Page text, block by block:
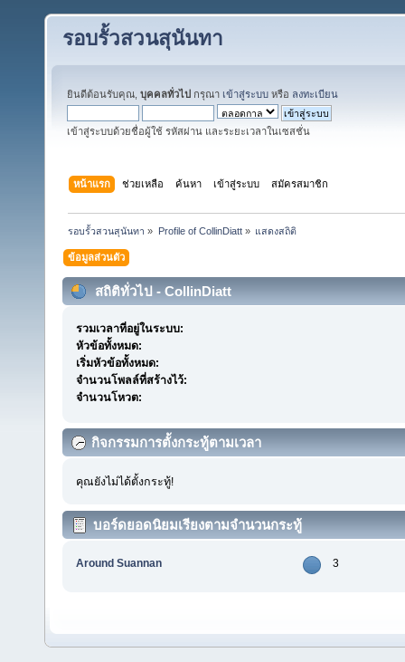
รอบรั้วสวนสุนันทา
ยินดีต้อนรับคุณ, บุคคลทั่วไป กรุณา เข้าสู่ระบบ หรือ ลงทะเบียน
เข้าสู่ระบบด้วยชื่อผู้ใช้ รหัสผ่าน และระยะเวลาในเซสชั่น
หน้าแรก ช่วยเหลือ ค้นหา เข้าสู่ระบบ สมัครสมาชิก
รอบรั้วสวนสุนันทา » Profile of CollinDiatt» แสดงสถิติ
ข้อมูลส่วนตัว
สถิติทั่วไป - CollinDiatt
รวมเวลาที่อยู่ในระบบ:
หัวข้อทั้งหมด:
เริ่มหัวข้อทั้งหมด:
จำนวนโพลล์ที่สร้างไว้:
จำนวนโหวต:
กิจกรรมการตั้งกระทู้ตามเวลา
คุณยังไม่ได้ตั้งกระทู้!
บอร์ดยอดนิยมเรียงตามจำนวนกระทู้
Around Suannan 3